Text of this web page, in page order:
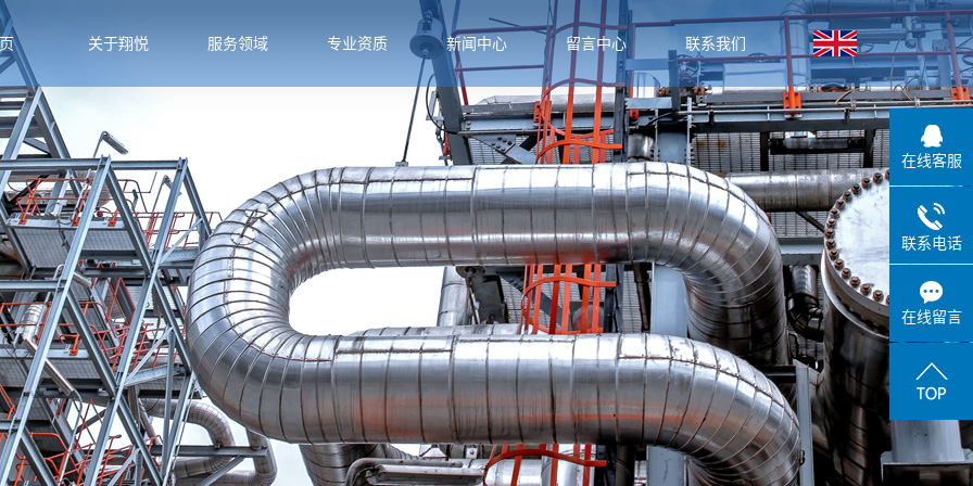
关于翔悦
公司环境
专家介绍
组织机构
企业文化
业务介绍
服务领域
服务领域
冶金行业
公用工程
生物医药
带压堵漏
带压开孔
施工现场
专业资质 新闻中心
公司新闻
行业新闻
技术知识
留言中心 联系我们
在线客服
联系电话
在线留言